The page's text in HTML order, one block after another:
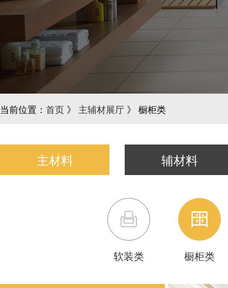
当前位置： 首页 》 主辅材展厅 》 橱柜类
主材料 辅材料
软装类 橱柜类